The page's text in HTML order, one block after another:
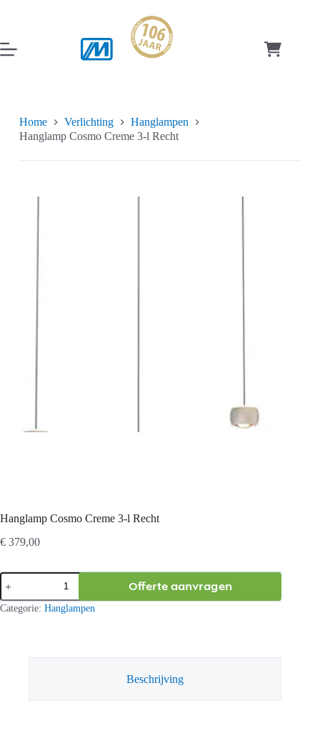
inhoud
Home Verlichting
Hanglampen
Hanglamp Cosmo Creme 3-l Recht
Hanglamp Cosmo Creme 3-l Recht
€ 379,00
Hanglamp
Cosmo
Creme
3-
Offerte aanvragen
Categorie: Hanglampen
Beschrijving